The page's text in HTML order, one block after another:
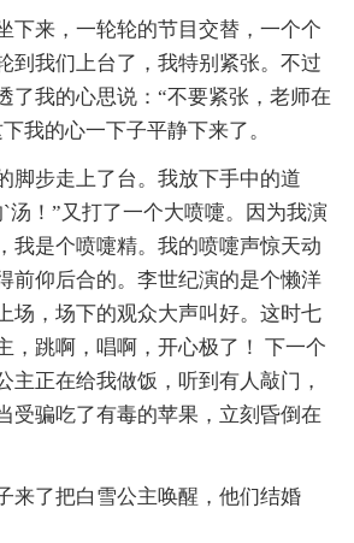
下来，一轮轮的节目交替，一个个
到我们上台了，我特别紧张。不过
了我的心思说：“不要紧张，老师在
我的心一下子平静下来了。
脚步走上了台。我放下手中的道
汤！”又打了一个大喷嚏。因为我演
我是个喷嚏精。我的喷嚏声惊天动
前仰后合的。李世纪演的是个懒洋
场，场下的观众大声叫好。这时七
，跳啊，唱啊，开心极了！ 下一个
主正在给我做饭，听到有人敲门，
受骗吃了有毒的苹果，立刻昏倒在
来了把白雪公主唤醒，他们结婚